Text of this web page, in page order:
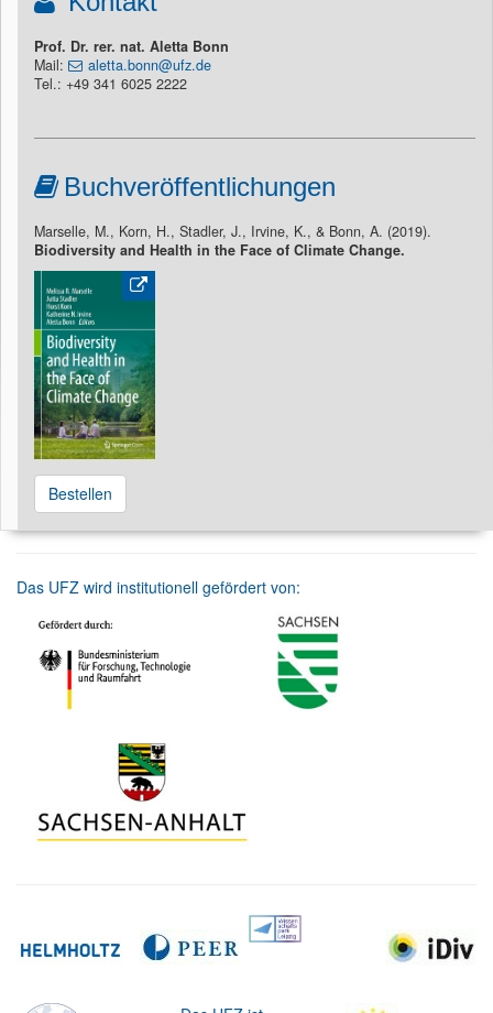
Prof. Dr. rer. nat. Aletta Bonn
Mail:
aletta.bonn@ufz.de
Tel.: +49 341 6025 2222
Buchveröffentlichungen
Marselle, M., Korn, H., Stadler, J., Irvine, K., & Bonn, A. (2019).
Biodiversity and Health in the Face of Climate Change.
Bestellen
Das UFZ wird institutionell gefördert von: